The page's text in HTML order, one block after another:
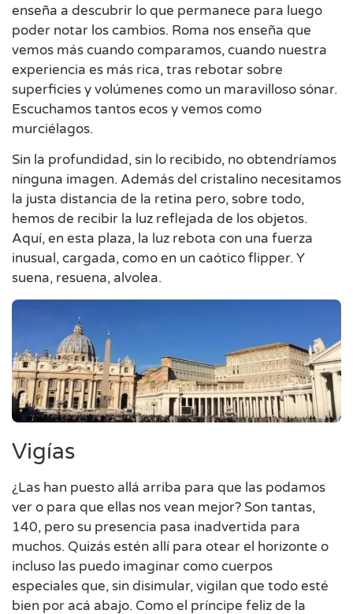
enseña a descubrir lo que permanece para luego
poder notar los cambios. Roma nos enseña que
vemos más cuando comparamos, cuando nuestra
experiencia es más rica, tras rebotar sobre
superficies y volúmenes como un maravilloso sónar.
Escuchamos tantos ecos y vemos como
murciélagos.
Sin la profundidad, sin lo recibido, no obtendríamos
ninguna imagen. Además del cristalino necesitamos
la justa distancia de la retina pero, sobre todo,
hemos de recibir la luz reflejada de los objetos.
Aquí, en esta plaza, la luz rebota con una fuerza
inusual, cargada, como en un caótico flipper. Y
suena, resuena, alvolea.
Vigías
¿Las han puesto allá arriba para que las podamos
ver o para que ellas nos vean mejor? Son tantas,
140, pero su presencia pasa inadvertida para
muchos. Quizás estén allí para otear el horizonte o
incluso las puedo imaginar como cuerpos
especiales que, sin disimular, vigilan que todo esté
bien por acá abajo. Como el príncipe feliz de la